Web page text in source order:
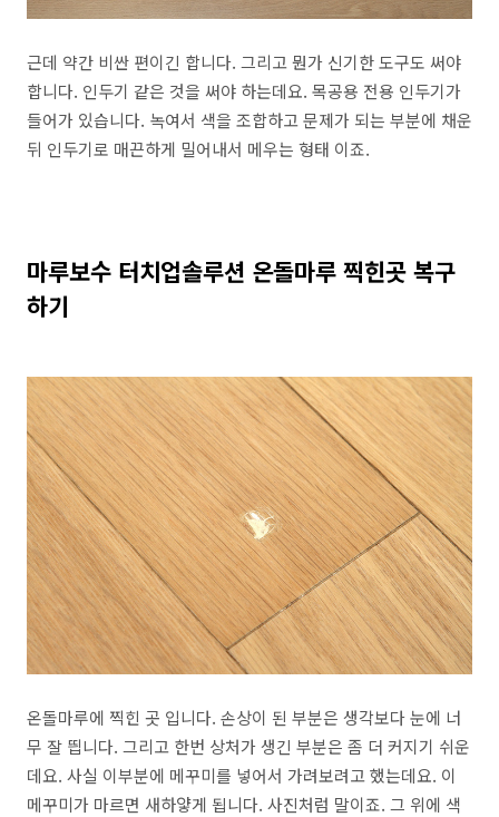
근데 약간 비싼 편이긴 합니다. 그리고 뭔가 신기한 도구도 써야
합니다. 인두기 같은 것을 써야 하는데요. 목공용 전용 인두기가
들어가 있습니다. 녹여서 색을 조합하고 문제가 되는 부분에 채운
뒤 인두기로 매끈하게 밀어내서 메우는 형태 이죠.
마루보수 터치업솔루션 온돌마루 찍힌곳 복구
하기
온돌마루에 찍힌 곳 입니다. 손상이 된 부분은 생각보다 눈에 너
무 잘 띕니다. 그리고 한번 상처가 생긴 부분은 좀 더 커지기 쉬운
데요. 사실 이부분에 메꾸미를 넣어서 가려보려고 했는데요. 이
메꾸미가 마르면 새하얗게 됩니다. 사진처럼 말이죠. 그 위에 색